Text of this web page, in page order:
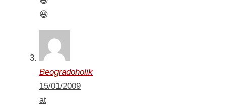
😆
Beogradoholik
15/01/2009
at